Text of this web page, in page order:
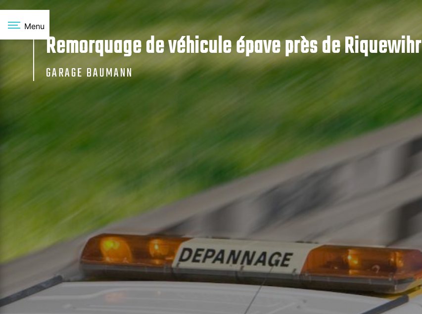
Menu
Remorquage de véhicule épave près de Riquewihr
GARAGE BAUMANN